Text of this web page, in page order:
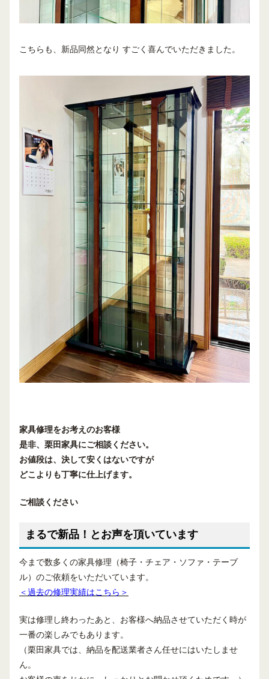
こちらも、新品同然となり すごく喜んでいただきました。
家具修理をお考えのお客様
是非、栗田家具にご相談ください。
お値段は、決して安くはないですが
どこよりも丁寧に仕上げます。
ご相談ください
まるで新品！とお声を頂いています
今まで数多くの家具修理（椅子・チェア・ソファ・テーブ
ル）のご依頼をいただいています。
＜過去の修理実績はこちら＞
実は修理し終わったあと、お客様へ納品させていただく時が
一番の楽しみでもあります。
（栗田家具では、納品を配送業者さん任せにはいたしませ
ん。